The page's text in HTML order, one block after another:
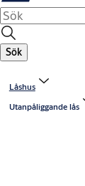
Sök
Låshus
Utanpåliggande lås